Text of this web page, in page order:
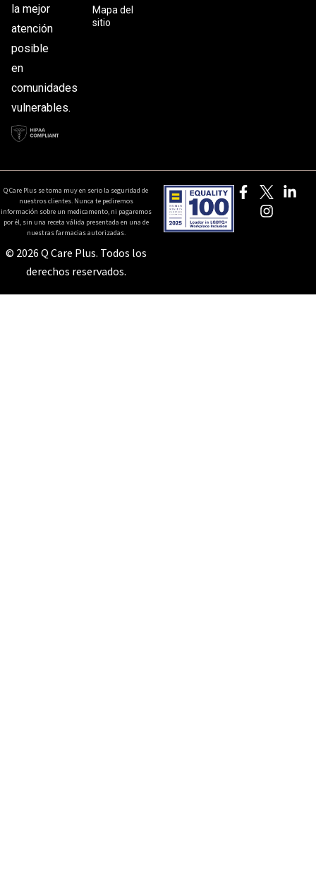
la mejor
atención
posible
en
comunidades
vulnerables.
Mapa del
sitio
Q Care Plus se toma muy en serio la seguridad de
nuestros clientes. Nunca te pediremos
información sobre un medicamento, ni pagaremos
por él, sin una receta válida presentada en una de
nuestras farmacias autorizadas.
© 2026 Q Care Plus. Todos los
derechos reservados.